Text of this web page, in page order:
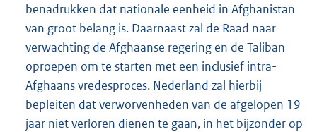
benadrukken dat nationale eenheid in Afghanistan
van groot belang is. Daarnaast zal de Raad naar
verwachting de Afghaanse regering en de Taliban
oproepen om te starten met een inclusief intra-
Afghaans vredesproces. Nederland zal hierbij
bepleiten dat verworvenheden van de afgelopen 19
jaar niet verloren dienen te gaan, in het bijzonder op